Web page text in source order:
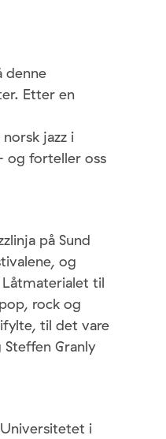
denne
Etter en
jazz i
og forteller oss
på Sund
og
til
rock og
til det vare
Granly
i